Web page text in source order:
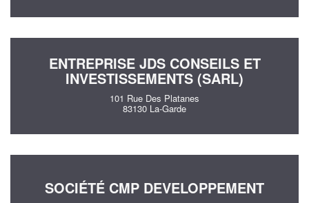
ENTREPRISE JDS CONSEILS ET
INVESTISSEMENTS (SARL)
101 Rue Des Platanes
83130 La-Garde
SOCIÉTÉ CMP DEVELOPPEMENT